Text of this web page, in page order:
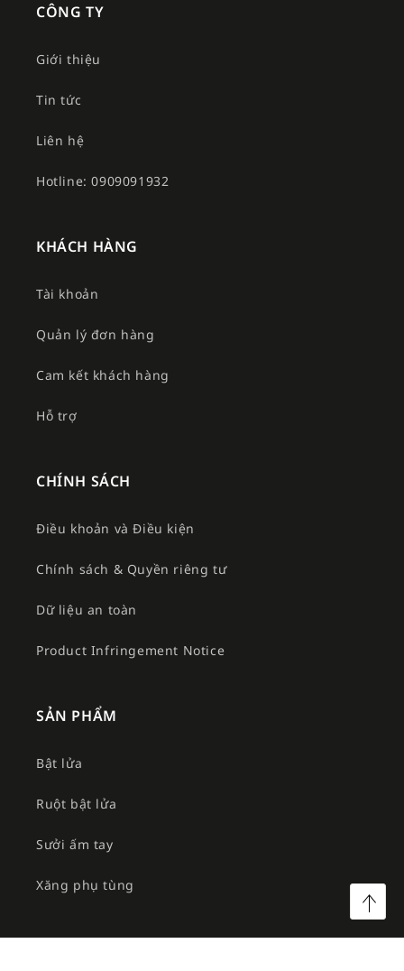
CÔNG TY
Giới thiệu
Tin tức
Liên hệ
Hotline: 0909091932
KHÁCH HÀNG
Tài khoản
Quản lý đơn hàng
Cam kết khách hàng
Hỗ trợ
CHÍNH SÁCH
Điều khoản và Điều kiện
Chính sách & Quyền riêng tư
Dữ liệu an toàn
Product Infringement Notice
SẢN PHẨM
Bật lửa
Ruột bật lửa
Sưởi ấm tay
Xăng phụ tùng